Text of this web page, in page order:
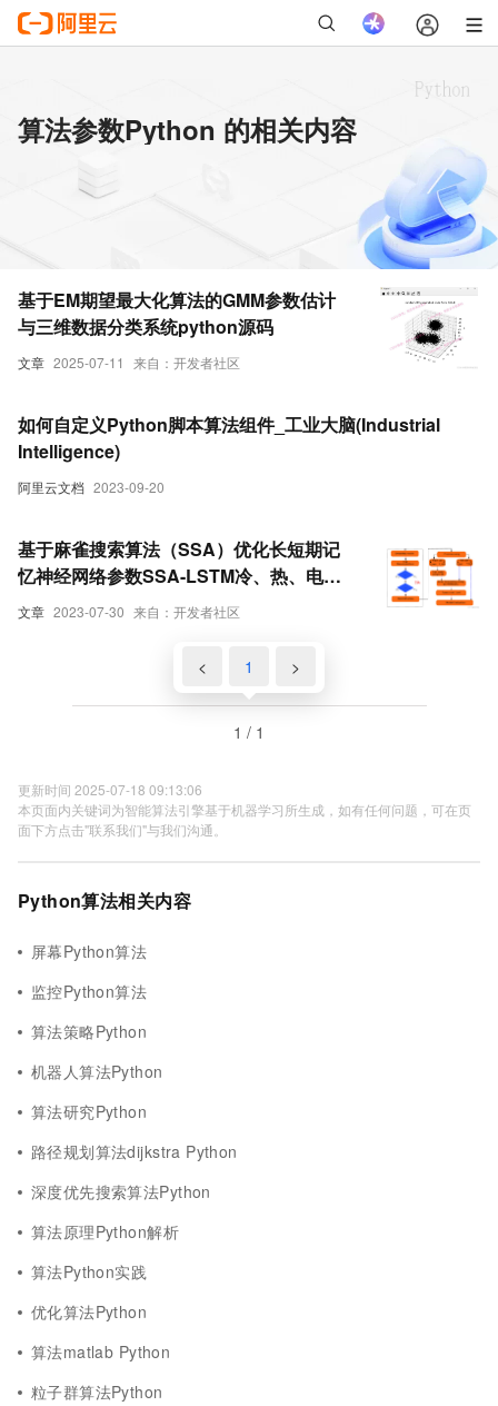
算法参数Python 的相关内容
文章 2025-07-11 来自：开发者社区
基于EM期望最大化算法的GMM参数估计
与三维数据分类系统python源码
阿里云文档 2023-09-20
如何自定义Python脚本算法组件_工业大脑(Industrial
Intelligence)
文章 2023-07-30 来自：开发者社区
基于麻雀搜索算法（SSA）优化长短期记
忆神经网络参数SSA-LSTM冷、热、电负
荷预测（Python代码实现）
< 1 >
1 / 1
更新时间 2025-07-18 09:13:06
本页面内关键词为智能算法引擎基于机器学习所生成，如有任何问题，可在页
面下方点击"联系我们"与我们沟通。
Python算法相关内容
屏幕Python算法
监控Python算法
算法策略Python
机器人算法Python
算法研究Python
路径规划算法dijkstra Python
深度优先搜索算法Python
算法原理Python解析
算法Python实践
优化算法Python
算法matlab Python
粒子群算法Python